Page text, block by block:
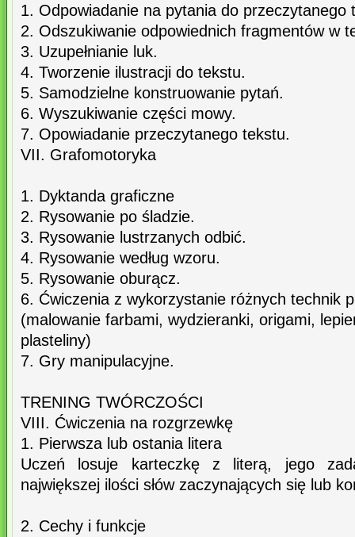
1. Odpowiadanie na pytania do przeczytanego
2. Odszukiwanie odpowiednich fragmentów w
3. Uzupełnianie luk.
4. Tworzenie ilustracji do tekstu.
5. Samodzielne konstruowanie pytań.
6. Wyszukiwanie części mowy.
7. Opowiadanie przeczytanego tekstu.
VII. Grafomotoryka
1. Dyktanda graficzne
2. Rysowanie po śladzie.
3. Rysowanie lustrzanych odbić.
4. Rysowanie według wzoru.
5. Rysowanie oburącz.
6. Ćwiczenia z wykorzystanie różnych technik
(malowanie farbami, wydzieranki, origami,
plasteliny)
7. Gry manipulacyjne.
TRENING TWÓRCZOŚCI
VIII. Ćwiczenia na rozgrzewkę
1. Pierwsza lub ostania litera
Uczeń losuje karteczkę z literą, jego
największej ilości słów zaczynających się lub
2. Cechy i funkcje